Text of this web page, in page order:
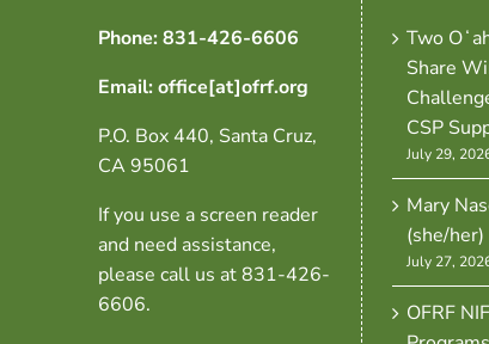
Phone: 831-426-6606
Email: office[at]ofrf.org
P.O. Box 440, Santa Cruz,
CA 95061
If you use a screen reader
and need assistance,
please call us at 831-426-
6606.
Two
Share
CSP
July 29,
Mary
(she/her)
July 27,
OFRF